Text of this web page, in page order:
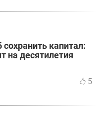
капитал:
на десятилетия
5